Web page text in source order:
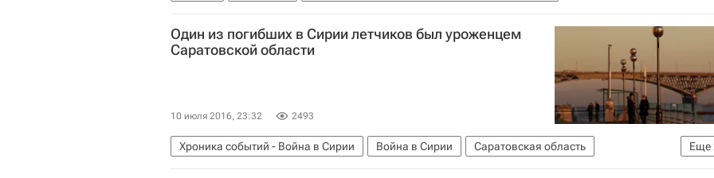
Один из погибших в Сирии летчиков был уроженцем
Саратовской области
10 июля 2016, 23:32 2493
Еще
Хроника событий - Война в Сирии Война в Сирии
Саратовская область
Валерий Радаев
Евгений Долгин